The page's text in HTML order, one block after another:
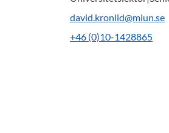
david.kronlid@miun.se
+46 (0)10-1428865